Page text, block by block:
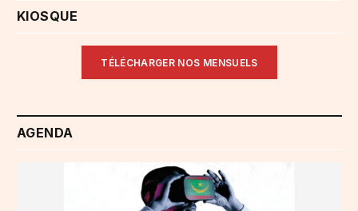
KIOSQUE
TÉLÉCHARGER NOS MENSUELS
AGENDA